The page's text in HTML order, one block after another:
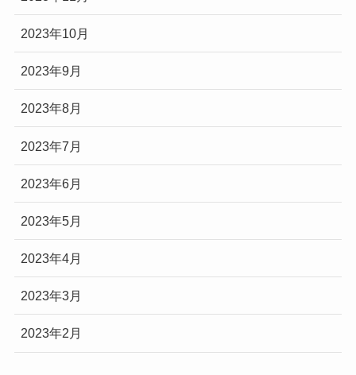
2023年10月
2023年9月
2023年8月
2023年7月
2023年6月
2023年5月
2023年4月
2023年3月
2023年2月